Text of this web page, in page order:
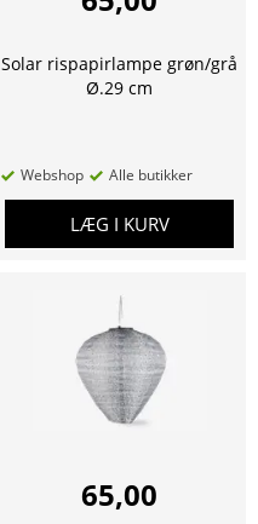
Solar rispapirlampe grøn/grå
Ø.29 cm
Webshop Alle butikker
LÆG I KURV
65,00